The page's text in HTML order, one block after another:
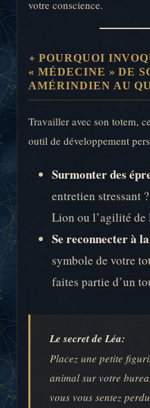
votre conscience.
POURQUOI
« MÉDECINE » DE
AMÉRINDIEN AU
Travailler avec son totem,
outil de développement
Surmonter des
entretien stressant
Lion ou l’agilité de
Se reconnecter à
symbole de votre
faites partie d’un
Le secret de Léa:
Placez une petite
animal sur votre
vous vous sentez